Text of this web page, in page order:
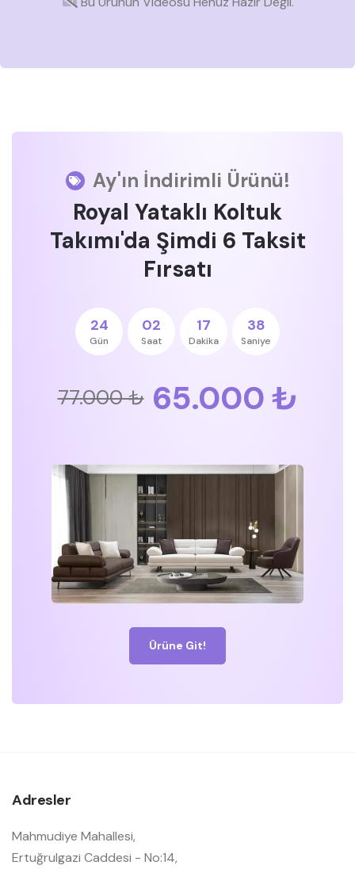
Ay'ın İndirimli Ürünü!
Royal Yataklı Koltuk
Takımı'da Şimdi 6 Taksit
Fırsatı
24
Gün
02
Saat
17
Dakika
37
Saniye
77.000 ₺ 65.000 ₺
Ürüne Git!
Adresler
Mahmudiye Mahallesi,
Ertuğrulgazi Caddesi - No:14,